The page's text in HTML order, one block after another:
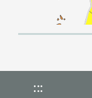
:::